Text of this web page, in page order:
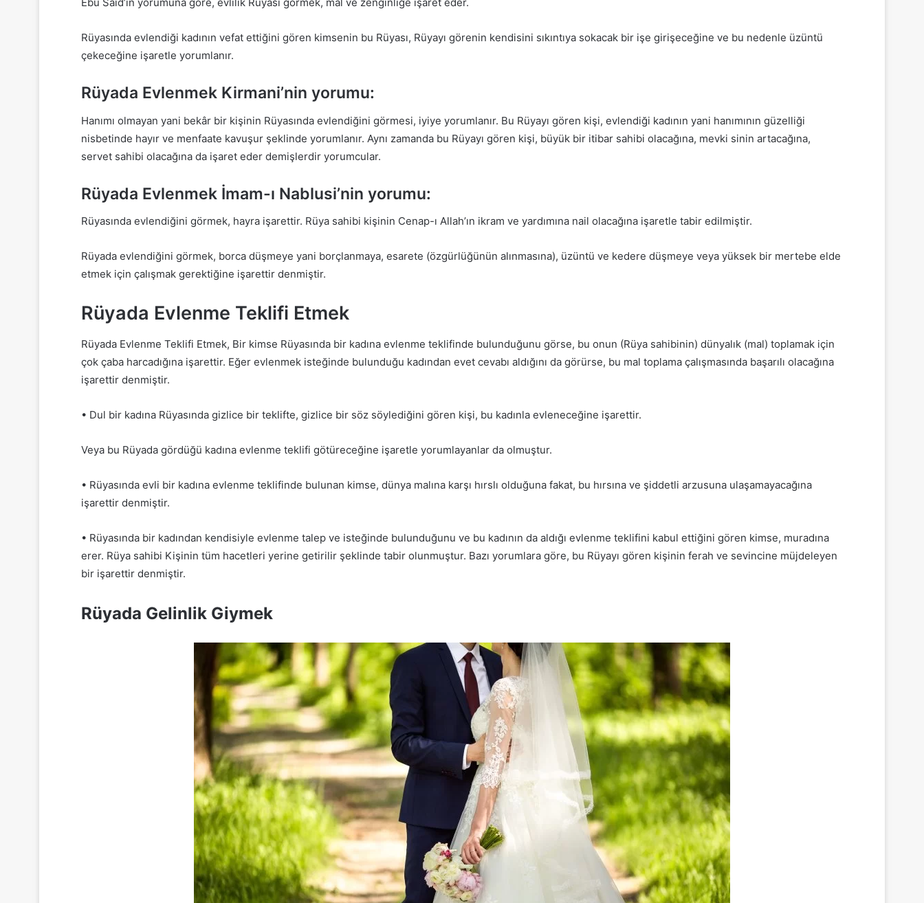
Rüyasında evlendiği kadının vefat ettiğini gören kimsenin bu Rüyası, Rüyayı görenin kendisini sıkıntıya sokacak bir işe girişeceğine ve bu nedenle üzüntü
çekeceğine işaretle yorumlanır.
Rüyada Evlenmek Kirmani’nin yorumu:
Hanımı olmayan yani bekâr bir kişinin Rüyasında evlendiğini görmesi, iyiye yorumlanır. Bu Rüyayı gören kişi, evlendiği kadının yani hanımının güzelliği
nisbetinde hayır ve menfaate kavuşur şeklinde yorumlanır. Aynı zamanda bu Rüyayı gören kişi, büyük bir itibar sahibi olacağına, mevki sinin artacağına,
servet sahibi olacağına da işaret eder demişlerdir yorumcular.
Rüyada Evlenmek İmam-ı Nablusi’nin yorumu:
Rüyasında evlendiğini görmek, hayra işarettir. Rüya sahibi kişinin Cenap-ı Allah’ın ikram ve yardımına nail olacağına işaretle tabir edilmiştir.
Rüyada evlendiğini görmek, borca düşmeye yani borçlanmaya, esarete (özgürlüğünün alınmasına), üzüntü ve kedere düşmeye veya yüksek bir mertebe elde
etmek için çalışmak gerektiğine işarettir denmiştir.
Rüyada Evlenme Teklifi Etmek
Rüyada Evlenme Teklifi Etmek, Bir kimse Rüyasında bir kadına evlenme teklifinde bulunduğunu görse, bu onun (Rüya sahibinin) dünyalık (mal) toplamak için
çok çaba harcadığına işarettir. Eğer evlenmek isteğinde bulunduğu kadından evet cevabı aldığını da görürse, bu mal toplama çalışmasında başarılı olacağına
işarettir denmiştir.
• Dul bir kadına Rüyasında gizlice bir teklifte, gizlice bir söz söylediğini gören kişi, bu kadınla evleneceğine işarettir.
Veya bu Rüyada gördüğü kadına evlenme teklifi götüreceğine işaretle yorumlayanlar da olmuştur.
• Rüyasında evli bir kadına evlenme teklifinde bulunan kimse, dünya malına karşı hırslı olduğuna fakat, bu hırsına ve şiddetli arzusuna ulaşamayacağına
işarettir denmiştir.
• Rüyasında bir kadından kendisiyle evlenme talep ve isteğinde bulunduğunu ve bu kadının da aldığı evlenme teklifini kabul ettiğini gören kimse, muradına
erer. Rüya sahibi Kişinin tüm hacetleri yerine getirilir şeklinde tabir olunmuştur. Bazı yorumlara göre, bu Rüyayı gören kişinin ferah ve sevincine müjdeleyen
bir işarettir denmiştir.
Rüyada Gelinlik Giymek